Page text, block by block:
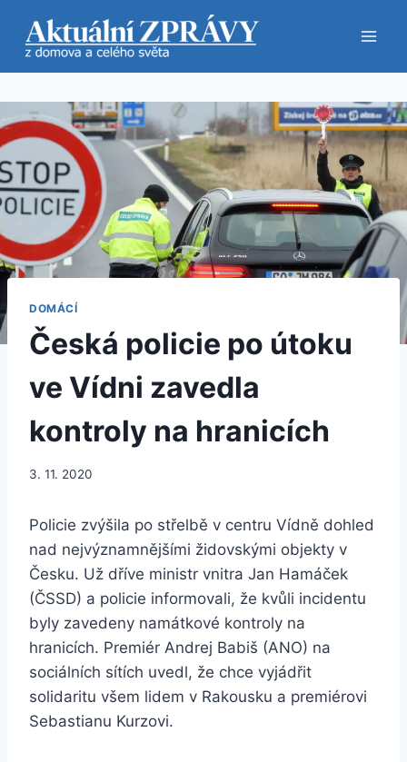
obsah
DOMÁCÍ
Česká policie po útoku
ve Vídni zavedla
kontroly na hranicích
3. 11. 2020
Policie zvýšila po střelbě v centru Vídně dohled
nad nejvýznamnějšími židovskými objekty v
Česku. Už dříve ministr vnitra Jan Hamáček
(ČSSD) a policie informovali, že kvůli incidentu
byly zavedeny namátkové kontroly na
hranicích. Premiér Andrej Babiš (ANO) na
sociálních sítích uvedl, že chce vyjádřit
solidaritu všem lidem v Rakousku a premiérovi
Sebastianu Kurzovi.